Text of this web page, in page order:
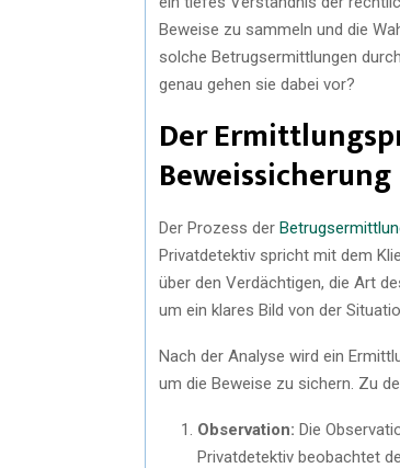
Beweise zu sammeln und die
solche Betrugsermittlungen
genau gehen sie dabei vor?
Der
Beweissicherung
Der Prozess der
Privatdetektiv spricht mit dem
über den Verdächtigen, die Art
um ein klares Bild von der
Nach der Analyse wird ein
um die Beweise zu sichern. Zu
Observation: Die
Privatdetektiv beobachtet